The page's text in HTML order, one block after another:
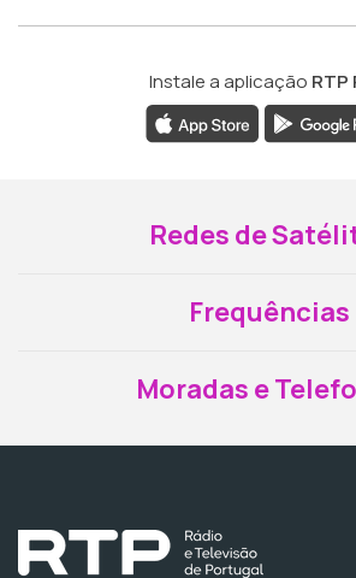
Instale a aplicação RTP
Redes de
Frequências
Moradas e